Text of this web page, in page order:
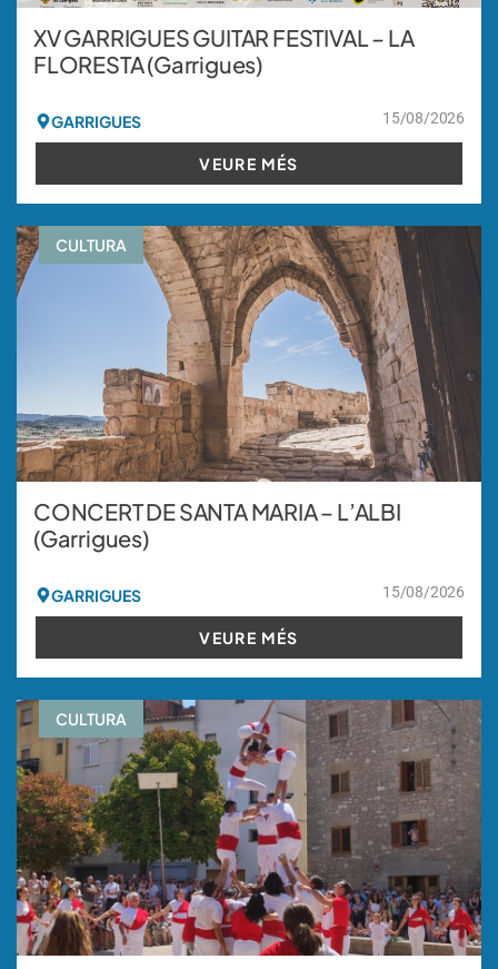
XV GARRIGUES GUITAR FESTIVAL – LA
FLORESTA (Garrigues)
GARRIGUES 15/08/2026
VEURE MÉS
CULTURA
CONCERT DE SANTA MARIA – L’ALBI
(Garrigues)
GARRIGUES 15/08/2026
VEURE MÉS
CULTURA